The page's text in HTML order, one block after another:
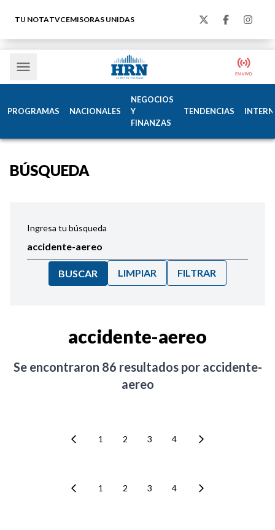
TU NOTATVCEMISORAS UNIDAS
PROGRAMAS NACIONALES
NEGOCIOS
Y
FINANZAS
TENDENCIAS
BÚSQUEDA
Ingresa tu búsqueda
BUSCAR LIMPIAR FILTRAR
accidente-aereo
Se encontraron 86 resultados por accidente-
aereo
1 2 3 4
1 2 3 4